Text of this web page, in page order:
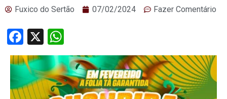
Fuxico do Sertão 07/02/2024 Fazer Comentário
Facebook
X